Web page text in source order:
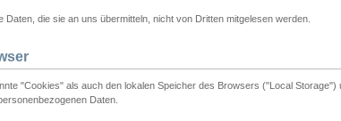
die sie an uns übermitteln, nicht von Dritten mitgelesen werden.
"Cookies" als auch den lokalen Speicher des Browsers ("Local Storage")
Daten.